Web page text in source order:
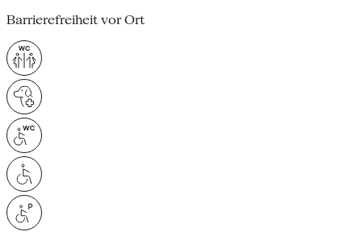
Barrierefreiheit vor Ort